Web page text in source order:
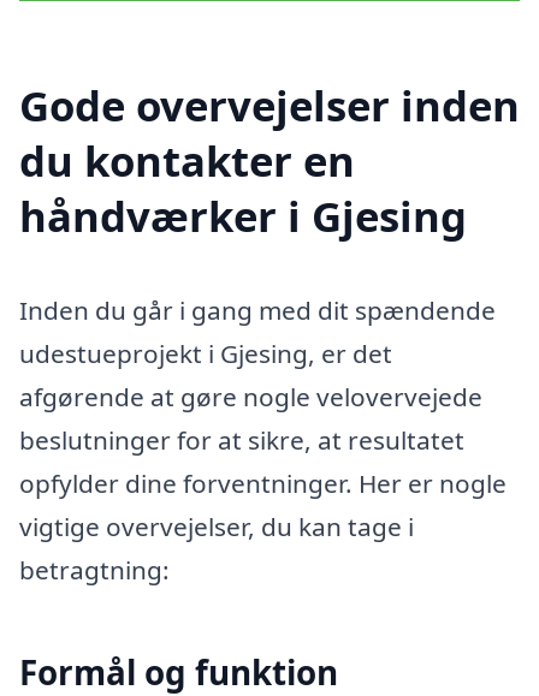
Gode overvejelser inden
du kontakter en
håndværker i Gjesing
Inden du går i gang med dit spændende
udestueprojekt i Gjesing, er det
afgørende at gøre nogle velovervejede
beslutninger for at sikre, at resultatet
opfylder dine forventninger. Her er nogle
vigtige overvejelser, du kan tage i
betragtning:
Formål og funktion